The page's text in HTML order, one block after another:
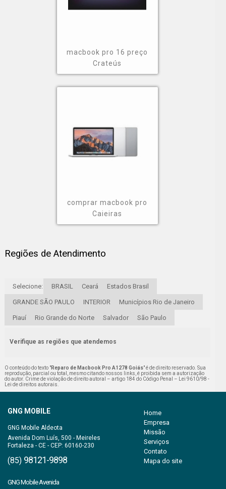
macbook pro 16 preço
Crateús
comprar macbook pro
Caieiras
Regiões de Atendimento
Selecione: BRASIL Ceará Estados Brasil
GRANDE SÃO PAULO INTERIOR Municípios Rio de Janeiro
Piauí Rio Grande do Norte Salvador São Paulo
Verifique as regiões que atendemos
O conteúdo do texto "Reparo de Macbook Pro A1278 Goiás" é de direito reservado. Sua
reprodução, parcial ou total, mesmo citando nossos links, é proibida sem a autorização
do autor. Crime de violação de direito autoral – artigo 184 do Código Penal –
Lei 9610/98 -
Lei de direitos autorais
GNG MOBILE
Avenida Dom Luís, 500 - Meireles
Fortaleza - CE - CEP: 60160-230
(85) 98121-9898
Home
Empresa
Missão
Serviços
Contato
Mapa do site